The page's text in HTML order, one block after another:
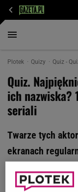
Plotek Quizy Quiz -
Quiz.
ich
seriali
Twarze tych
ekranach
fani polskich